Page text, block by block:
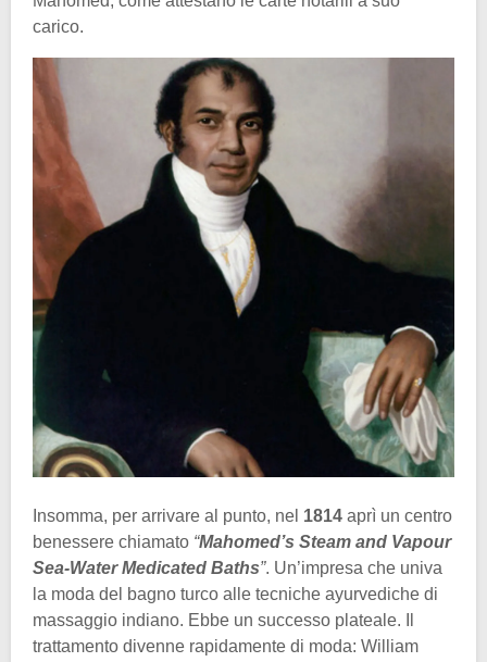
carico.
Insomma, per arrivare al punto, nel 1814 aprì un centro
benessere chiamato “Mahomed’s Steam and Vapour
Sea-Water Medicated Baths”. Un’impresa che univa
la moda del bagno turco alle tecniche ayurvediche di
massaggio indiano. Ebbe un successo plateale. Il
trattamento divenne rapidamente di moda: William